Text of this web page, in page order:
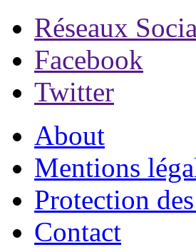
Réseaux
Facebook
Twitter
About
Mentions
Protection
Contact